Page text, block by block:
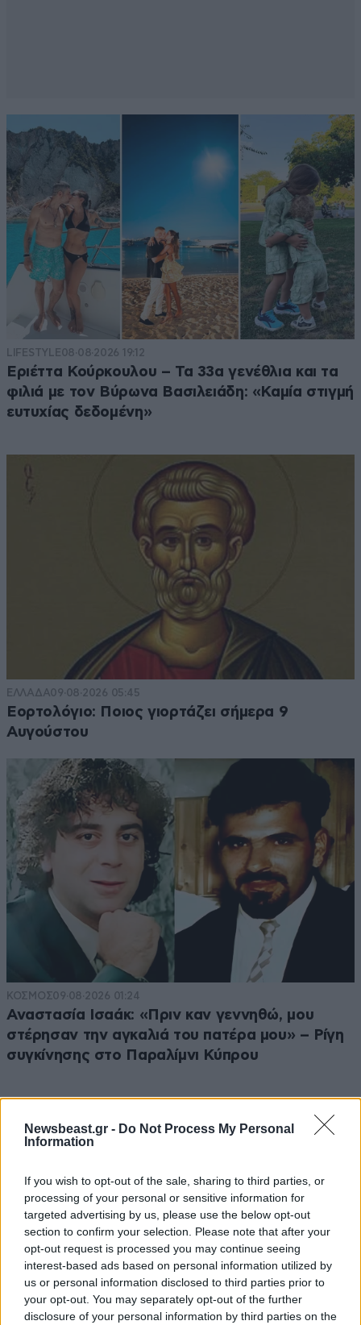
Newsbeast.gr - Do Not Process My Personal
Information
If you wish to opt-out of the sale, sharing to third parties, or
processing of your personal or sensitive information for
targeted advertising by us, please use the below opt-out
section to confirm your selection. Please note that after your
opt-out request is processed you may continue seeing
interest-based ads based on personal information utilized by
us or personal information disclosed to third parties prior to
your opt-out. You may separately opt-out of the further
disclosure of your personal information by third parties on the
LIFESTYLE08·08·2026 19:12
Εριέττα Κούρκουλου – Τα 33α γενέθλια και τα
φιλιά με τον Βύρωνα Βασιλειάδη: «Καμία στιγμή
ευτυχίας δεδομένη»
ΕΛΛΑΔΑ09·08·2026 05:45
Εορτολόγιο: Ποιος γιορτάζει σήμερα 9
Αυγούστου
ΚΟΣΜΟΣ09·08·2026 01:24
Αναστασία Ισαάκ: «Πριν καν γεννηθώ, μου
στέρησαν την αγκαλιά του πατέρα μου» – Ρίγη
συγκίνησης στο Παραλίμνι Κύπρου